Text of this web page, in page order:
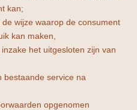
kan;
wijze waarop de consument
kan maken,
het uitgesloten zijn van
bestaande service na
opgenomen